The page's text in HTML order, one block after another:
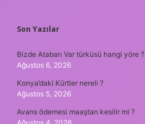
SIDEBAR
Son Yazılar
Bizde Atabarı Var türküsü hangi yöre ?
Ağustos 6, 2026
Konya’daki Kürtler nereli ?
Ağustos 5, 2026
Avans ödemesi maaştan kesilir mi ?